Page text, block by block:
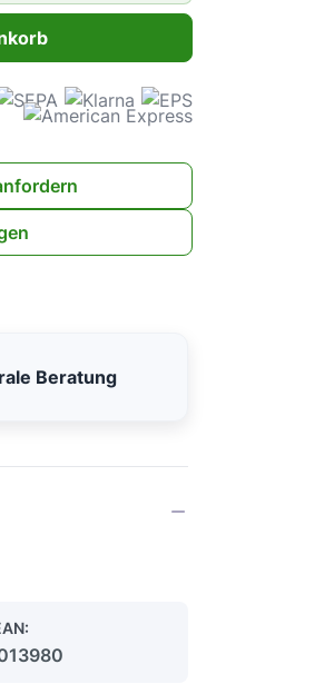
Wert ein oder benutze die Schaltflächen
Beratung